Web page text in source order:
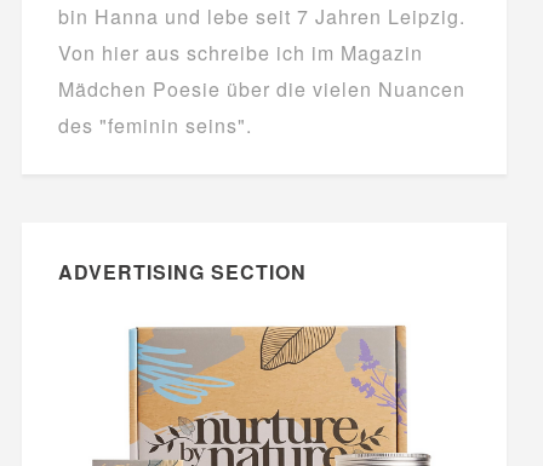
bin Hanna und lebe seit 7 Jahren Leipzig.
Von hier aus schreibe ich im Magazin
Mädchen Poesie über die vielen Nuancen
des "feminin seins".
ADVERTISING SECTION